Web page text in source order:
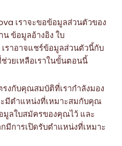
เราจะขอข้อมูลส่วนตัวของ
ข้อมูลอ้างอิง ใบ
ราอาจแชร์ข้อมูลส่วนตัวนี้กับ
วยเหลือเราในขั้นตอนนี้
งกับคุณสมบัติที่เรากำลังมอง
มีตำแหน่งที่เหมาะสมกับคุณ
มูลใบสมัครของคุณไว้ และ
การเปิดรับตำแหน่งที่เหมาะ